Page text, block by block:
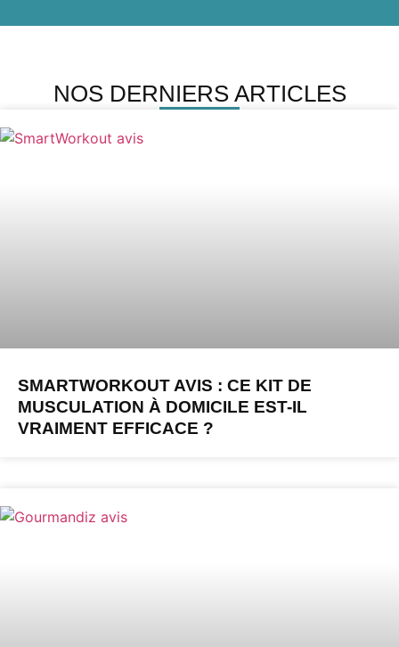
NOS DERNIERS ARTICLES
SMARTWORKOUT AVIS : CE KIT DE
MUSCULATION À DOMICILE EST-IL
VRAIMENT EFFICACE ?